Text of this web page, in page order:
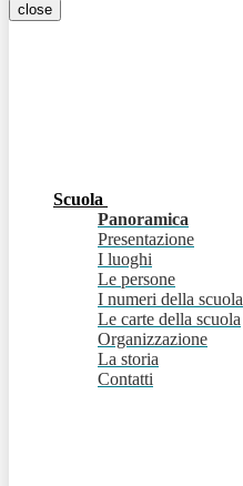
close
Scuola
Panoramica
Presentazione
I luoghi
Le persone
I numeri della scuola
Le carte della scuola
Organizzazione
La storia
Contatti